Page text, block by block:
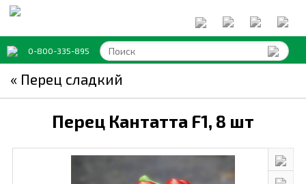
0-800-335-895
« Перец сладкий
Перец Кантатта F1, 8 шт